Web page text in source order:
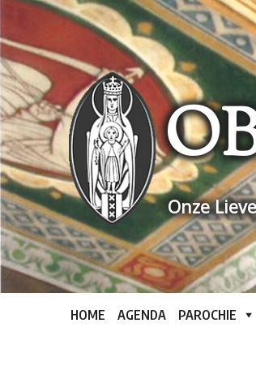
Skip
content
Onze
HOME AGENDA PAROCHIE